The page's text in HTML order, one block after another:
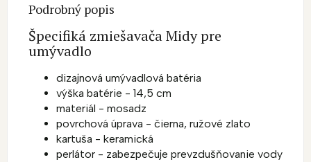
Podrobný popis
Špecifiká zmiešavača Midy pre
umývadlo
dizajnová umývadlová batéria
výška batérie - 14,5 cm
materiál - mosadz
povrchová úprava - čierna, ružové zlato
kartuša - keramická
perlátor - zabezpečuje prevzdušňovanie vody